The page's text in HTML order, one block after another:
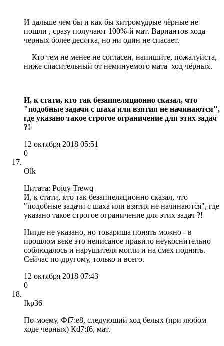
И дальше чем бы и как бы хитромудрые чёрные не
пошли , сразу получают 100%-й мат. Вариантов хода
черных более десятка, но ни один не спасает.
Кто тем не менее не согласен, напишите, пожалуйста,
ниже спасительный от неминуемого мата ход чёрных.
И, к стати, кто так безаппеляционно сказал, что
"подобные задачи с шаха или взятия не начинаются",
где указано такое строгое ограничение для этих задач
?!
12 октября 2018 05:51
0
Olk
Цитата: Poiuy Trewq
И, к стати, кто так безаппеляционно сказал, что
"подобные задачи с шаха или взятия не начинаются", где
указано такое строгое ограничение для этих задач ?!
Нигде не указано, но товарища понять можно - в
прошлом веке это неписаное правило неукоснительно
соблюдалось и нарушителя могли и на смех поднять.
Сейчас по-другому, только и всего.
12 октября 2018 07:43
0
Ikp36
По-моему, Фf7:e8, следующий ход белых (при любом
ходе черных) Кd7:f6, мат.